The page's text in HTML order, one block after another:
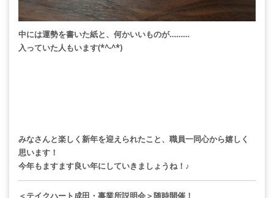
中には運勢を書いた紙と、何かいいものが………
入っていた人もいます(*^-^*)
みなさんと楽しく新年を迎えられたこと、職員一同心から嬉しく
思います！
今年もますます良い年にしていきましょうね！♪
＜テイクハート成田・事業所説明会＞随時開催！